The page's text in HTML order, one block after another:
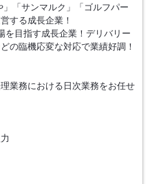
」「サンマルク」「ゴルフパー
する成長企業！
を目指す成長企業！デリバリー
の臨機応変な対応で業績好調！
業務における日次業務をお任せ
入力